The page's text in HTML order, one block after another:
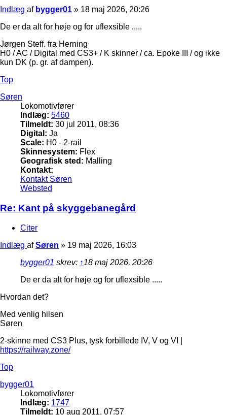
Indlæg af bygger01 » 18 maj 2026, 20:26
De er da alt for høje og for uflexsible .....
Jørgen Steff. fra Herning
H0 / AC / Digital med CS3+ / K skinner / ca. Epoke III / og ikke
kun DK (p. gr. af dampen).
Top
Søren
Lokomotivfører
Indlæg: 5460
Tilmeldt: 30 jul 2011, 08:36
Digital: Ja
Scale: H0 - 2-rail
Skinnesystem: Flex
Geografisk sted: Malling
Kontakt:
Kontakt Søren
Websted
Re: Kant på skyggebanegård
Citer
Indlæg afSøren » 19 maj 2026, 16:03
bygger01 skrev: ↑18 maj 2026, 20:26
De er da alt for høje og for uflexsible .....
Hvordan det?
Med venlig hilsen
Søren
2-skinne med CS3 Plus, tysk forbillede IV, V og VI |
https://railway.zone/
Top
bygger01
Lokomotivfører
Indlæg: 1747
Tilmeldt: 10 aug 2011, 07:57